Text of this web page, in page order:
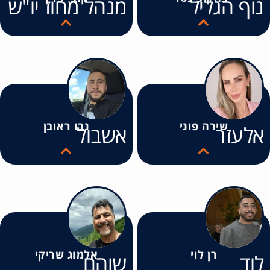
נוף הגליל מנהל מחוז יו"ש
שירה פוניאלעזר נבו ראובןאשבול
רן לוי לוד אלמוג שריקישוהם